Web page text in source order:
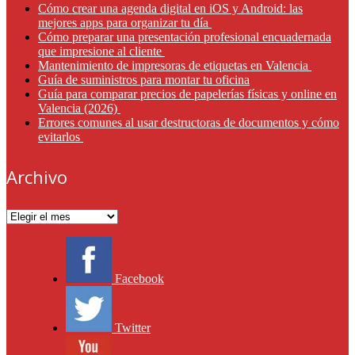
Cómo crear una agenda digital en iOS y Android: las
mejores apps para organizar tu día
Cómo preparar una presentación profesional encuadernada
que impresione al cliente
Mantenimiento de impresoras de etiquetas en Valencia
Guía de suministros para montar tu oficina
Guía para comparar precios de papelerías físicas y online en
Valencia (2026)
Errores comunes al usar destructoras de documentos y cómo
evitarlos
Archivo
Archivo
Facebook
Twitter